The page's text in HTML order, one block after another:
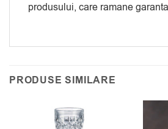
produsului, care ramane
PRODUSE SIMILARE